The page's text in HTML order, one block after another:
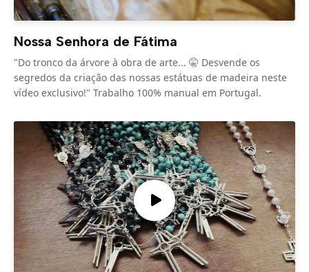
Nossa Senhora de Fátima
"Do tronco da árvore à obra de arte... 🤫 Desvende os
segredos da criação das nossas estátuas de madeira neste
vídeo exclusivo!" Trabalho 100% manual em Portugal.